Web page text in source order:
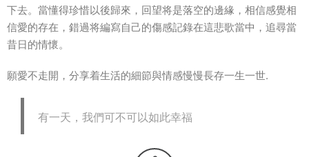
下去。當懂得珍惜以後歸來，回望将是落空的邊緣，相信感覺相
信愛的存在，錯過将編寫自己的傷感記錄在這悲歌當中，追尋當
昔日的情懷。
願愛不走開，分享着生活的細節與情感慢慢長存一生一世.
有一天，我們可不可以如此幸福